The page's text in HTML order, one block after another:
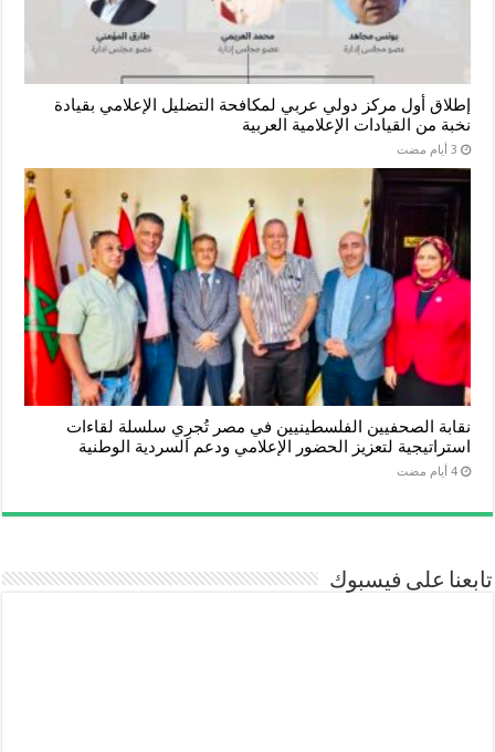
إطلاق أول مركز دولي عربي لمكافحة التضليل الإعلامي بقيادة
نخبة من القيادات الإعلامية العربية
نقابة الصحفيين الفلسطينيين في مصر تُجرِي سلسلة لقاءات
استراتيجية لتعزيز الحضور الإعلامي ودعم السردية الوطنية
‏4 أيام مضت
تابعنا على فيسبوك